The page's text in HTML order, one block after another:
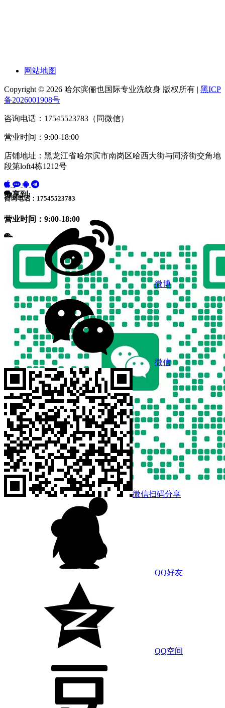
网站地图
Copyright © 2026 哈尔滨俪也国际专业洗纹身 版权所有 | 黑ICP
备2026001908号
咨询电话：17545523783（同微信）
营业时间：9:00-18:00
店铺地址：黑龙江省哈尔滨市南岗区哈西大街与同济街交角地
段第loft4栋1212号
咨询电话：17545523783
营业时间：9:00-18:00
分享到:
微博
微信
微信扫码分享
QQ好友
QQ空间